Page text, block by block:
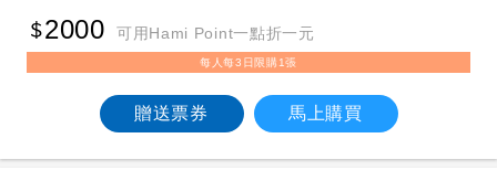
2000 可用Hami Point一點折一元
每人每3日限購1張
贈送票券 馬上購買